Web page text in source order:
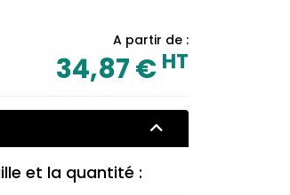
A partir de :
34,87 € HT
et la quantité :